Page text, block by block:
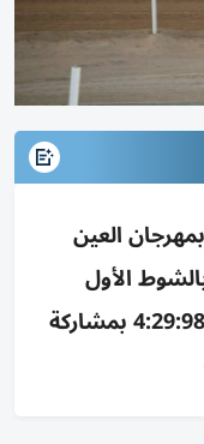
العين
بالشوط الأول
و«زاغور» يسجل أفضل توقيت 4:29:98 بمشاركة